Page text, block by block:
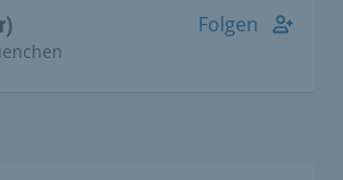
Folgen